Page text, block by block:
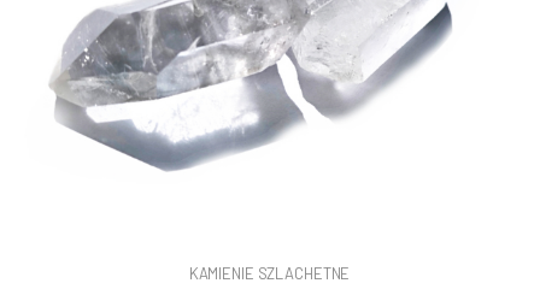
KAMIENIE SZLACHETNE